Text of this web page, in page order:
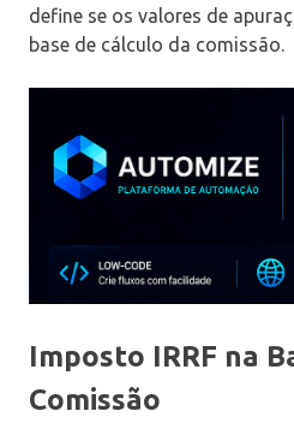
define se os valores de
base de cálculo da comissão.
Imposto IRRF na
Comissão